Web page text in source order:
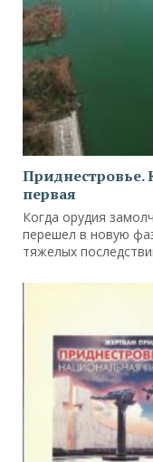
Приднестровье.
первая
Когда орудия
перешел в новую
тяжелых